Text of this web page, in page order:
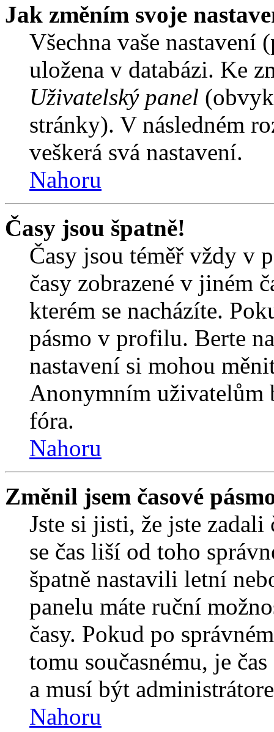
Jak změním svoje
Všechna vaše
uložena v databázi. Ke
Uživatelský panel
stránky). V následném
veškerá svá nastavení.
Nahoru
Časy jsou špatně!
Časy jsou téměř vždy v
časy zobrazené v jiném
kterém se nacházíte.
pásmo v profilu. Berte
nastavení si mohou
Anonymním uživatelům
fóra.
Nahoru
Změnil jsem časové
Jste si jisti, že jste zadali
se čas liší od toho
špatně nastavili letní
panelu máte ruční
časy. Pokud po
tomu současnému, je
a musí být
Nahoru